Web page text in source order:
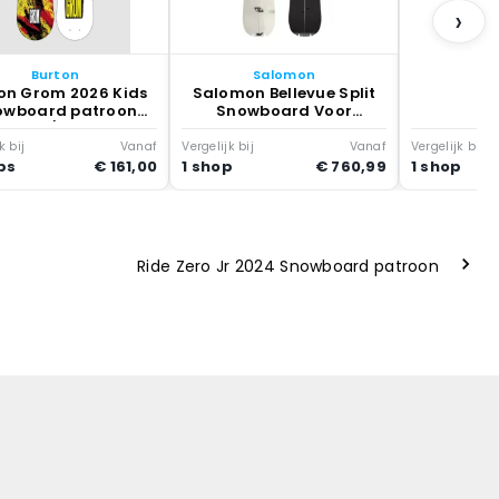
Burton
Grom 2026 Kids
patroon
mustard
bij Vanaf
€ 161,00
Salomon
Salomon Bellevue Split
Snowboard Voor
Vrouwen Multicolor
Vergelijk bij
1 shop
Vanaf
€ 760,99
Vergelijk bij
1 shop
›
Ride Zero Jr 2024 Snowboard patroon